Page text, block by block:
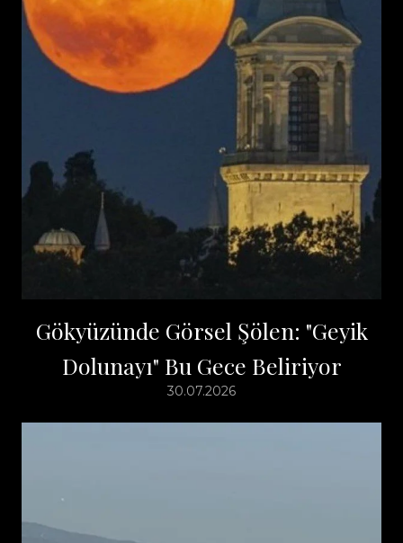
Gökyüzünde Görsel Şölen: "Geyik
Dolunayı" Bu Gece Beliriyor
30.07.2026